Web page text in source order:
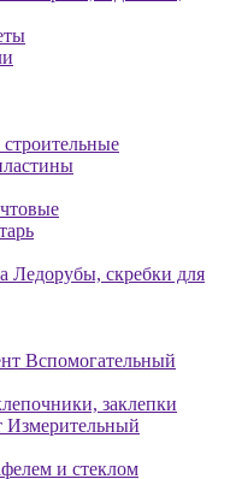
Ледорубы, скребки для
Вспомогательный
заклепки
Измерительный